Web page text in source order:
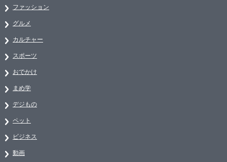
ファッション
グルメ
カルチャー
スポーツ
おでかけ
まめ学
デジもの
ペット
ビジネス
動画